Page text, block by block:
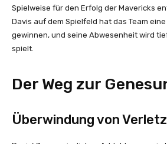
Spielweise für den Erfolg der Mavericks
Davis auf dem Spielfeld hat das Team
gewinnen, und seine Abwesenheit wird
spielt.
Der Weg zur
Überwindung von